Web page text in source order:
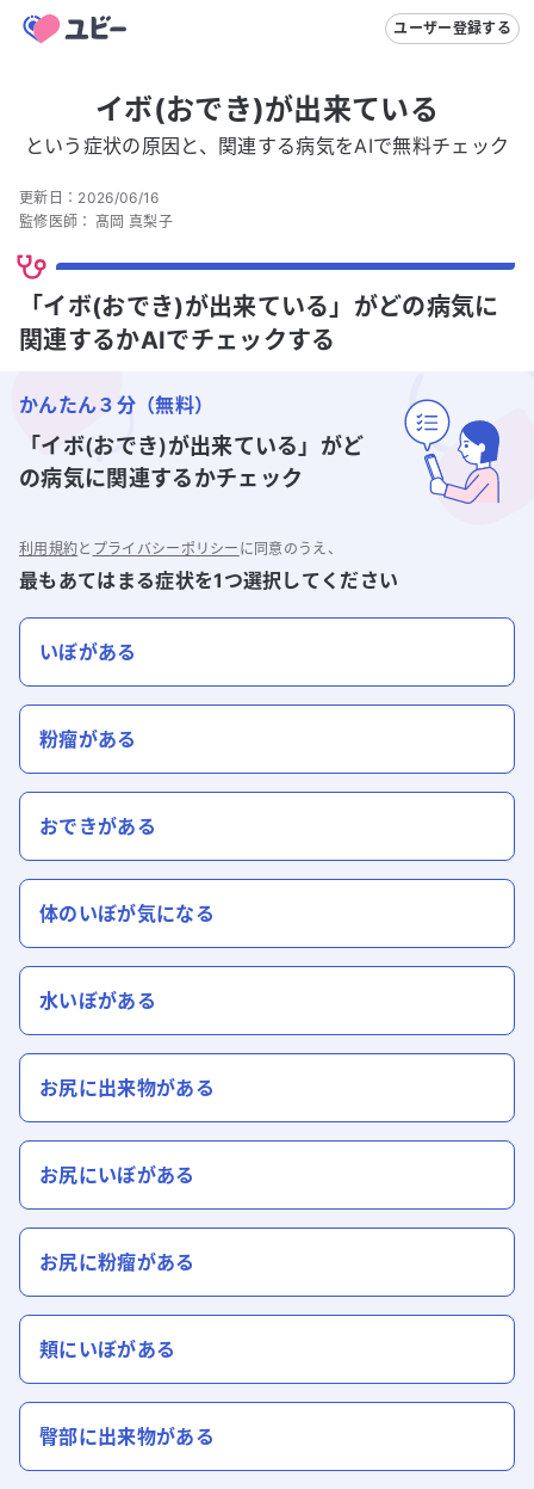
ユーザー登録する
イボ(おでき)が出来ている
という症状の原因と、関連する病気をAIで無料チェック
更新日： 2026/06/16
監修医師： 髙岡 真梨子
「イボ(おでき)が出来ている」がどの病気に
関連するかAIでチェックする
かんたん３分（無料）
「イボ(おでき)が出来ている」 がど
の病気に関連するかチェック
利用規約と プライバシーポリシー に同意のうえ、
最もあてはまる症状を1つ選択してください
いぼがある
粉瘤がある
おできがある
体のいぼが気になる
水いぼがある
お尻に出来物がある
お尻にいぼがある
お尻に粉瘤がある
頬にいぼがある
臀部に出来物がある